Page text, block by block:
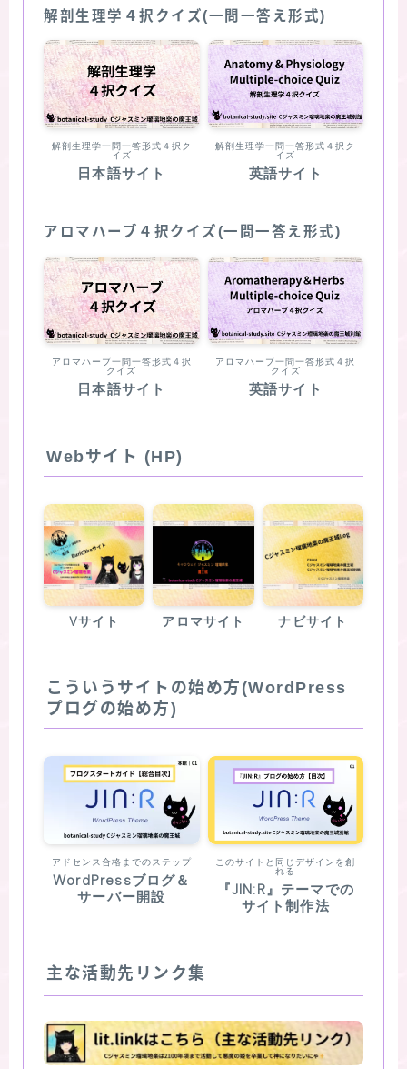
解剖生理学４択クイズ(一問一答え形式)
解剖生理学一問一答形式４択ク
イズ
日本語サイト
解剖生理学一問一答形式４択ク
イズ
英語サイト
アロマハーブ４択クイズ(一問一答え形式)
アロマハーブ一問一答形式４択
クイズ
日本語サイト
アロマハーブ一問一答形式４択
クイズ
英語サイト
Webサイト (HP)
Vサイト アロマサイト ナビサイト
こういうサイトの始め方(WordPress
プログの始め方)
アドセンス合格までのステップ
WordPressブログ＆
サーバー開設
このサイトと同じデザインを創
れる
『JIN:R』テーマでの
サイト制作法
主な活動先リンク集